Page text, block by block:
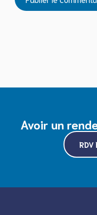
Avoir un
RDV